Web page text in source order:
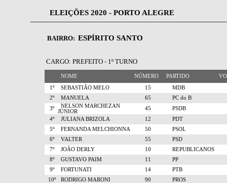
ELEIÇÕES 2020 - PORTO ALEGRE
BAIRRO: ESPÍRITO SANTO
CARGO: PREFEITO - 1º TURNO
NOME NÚMERO PARTIDO
1º SEBASTIÃO MELO 15
MDB
2º
MANUELA 65
PC do B
3º
NELSON MARCHEZAN
JÚNIOR
45
PSDB
4º
JULIANA BRIZOLA 12
PDT
5º
FERNANDA MELCHIONNA 50
PSOL
6º
VALTER 55
PSD
7º
JOÃO DERLY 10
REPUBLICANOS
8º
GUSTAVO PAIM 11
PP
9º
FORTUNATI 14
PTB
10º
RODRIGO MARONI 90
PROS